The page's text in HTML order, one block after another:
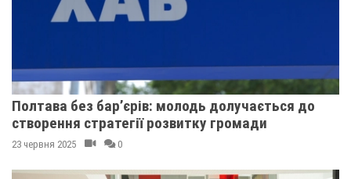
Полтава без бар’єрів: молодь долучається до
створення стратегії розвитку громади
23 червня 2025 0